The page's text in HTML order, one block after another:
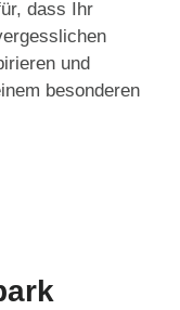
dass Ihr
und
besonderen